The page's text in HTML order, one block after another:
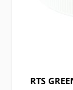
RTS